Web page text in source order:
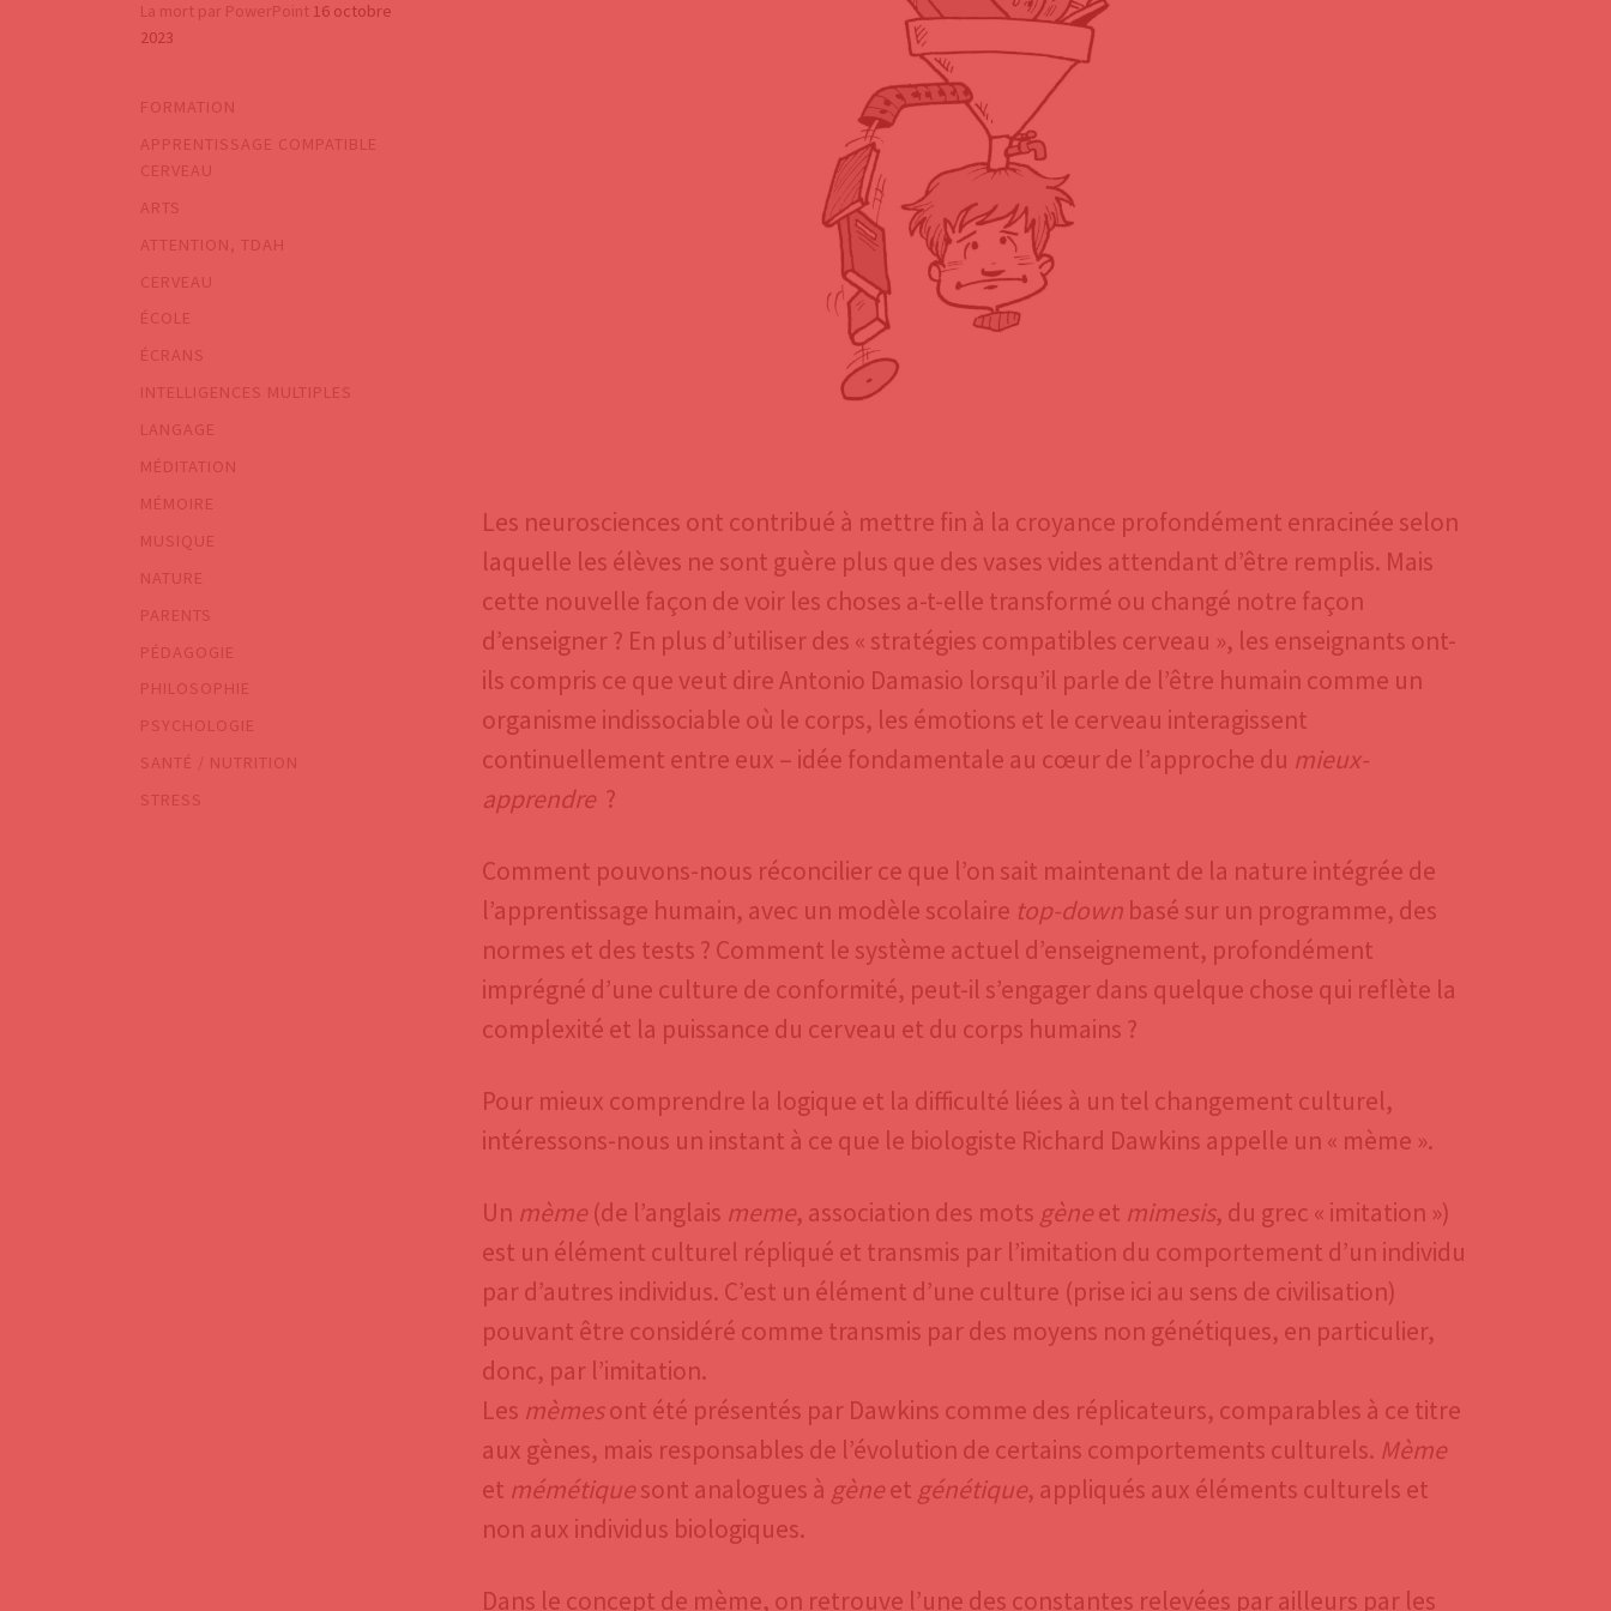
Les neurosciences ont contribué à mettre fin à la croyance profondément enracinée selon
laquelle les élèves ne sont guère plus que des vases vides attendant d’être remplis. Mais
cette nouvelle façon de voir les choses a-t-elle transformé ou changé notre façon
d’enseigner ? En plus d’utiliser des « stratégies compatibles cerveau », les enseignants ont-
ils compris ce que veut dire Antonio Damasio lorsqu’il parle de l’être humain comme un
organisme indissociable où le corps, les émotions et le cerveau interagissent
continuellement entre eux – idée fondamentale au cœur de l’approche du mieux-
apprendre ?
Comment pouvons-nous réconcilier ce que l’on sait maintenant de la nature intégrée de
l’apprentissage humain, avec un modèle scolaire top-down basé sur un programme, des
normes et des tests ? Comment le système actuel d’enseignement, profondément
imprégné d’une culture de conformité, peut-il s’engager dans quelque chose qui reflète la
complexité et la puissance du cerveau et du corps humains ?
Pour mieux comprendre la logique et la difficulté liées à un tel changement culturel,
intéressons-nous un instant à ce que le biologiste Richard Dawkins appelle un « mème ».
Un mème (de l’anglais meme, association des mots gèneet mimesis, du grec « imitation »)
est un élément culturel répliqué et transmis par l’imitation du comportement d’un individu
par d’autres individus. C’est un élément d’une culture (prise ici au sens de civilisation)
pouvant être considéré comme transmis par des moyens non génétiques, en particulier,
donc, par l’imitation.
Les mèmesont été présentés par Dawkins comme des réplicateurs, comparables à ce titre
aux gènes, mais responsables de l’évolution de certains comportements culturels. Mème
et mémétiquesont analogues à gèneet génétique, appliqués aux éléments culturels et
non aux individus biologiques.
Dans le concept de mème, on retrouve l’une des constantes relevées par ailleurs par les
​La mort par PowerPoint 16 octobre
2023
FORMATION
APPRENTISSAGE COMPATIBLE
CERVEAU
ARTS
ATTENTION, TDAH
CERVEAU
ÉCOLE
ÉCRANS
INTELLIGENCES MULTIPLES
LANGAGE
MÉDITATION
MÉMOIRE
MUSIQUE
NATURE
PARENTS
PÉDAGOGIE
PHILOSOPHIE
PSYCHOLOGIE
SANTÉ / NUTRITION
STRESS